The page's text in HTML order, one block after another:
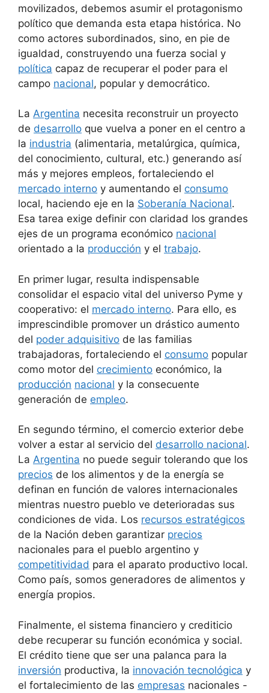
movilizados, debemos asumir el protagonismo
político que demanda esta etapa histórica. No
como actores subordinados, sino, en pie de
igualdad, construyendo una fuerza social y
política capaz de recuperar el poder para el
campo nacional, popular y democrático.
La Argentina necesita reconstruir un proyecto
de desarrollo que vuelva a poner en el centro a
la industria (alimentaria, metalúrgica, química,
del conocimiento, cultural, etc.) generando así
más y mejores empleos, fortaleciendo el
mercado interno y aumentando el consumo
local, haciendo eje en la Soberanía Nacional.
Esa tarea exige definir con claridad los grandes
ejes de un programa económico nacional
orientado a la producción y el trabajo.
En primer lugar, resulta indispensable
consolidar el espacio vital del universo Pyme y
cooperativo: el mercado interno. Para ello, es
imprescindible promover un drástico aumento
del poder adquisitivo de las familias
trabajadoras, fortaleciendo el consumo popular
como motor del crecimiento económico, la
producción nacional y la consecuente
generación de empleo.
En segundo término, el comercio exterior debe
volver a estar al servicio del desarrollo nacional.
La Argentina no puede seguir tolerando que los
precios de los alimentos y de la energía se
definan en función de valores internacionales
mientras nuestro pueblo ve deterioradas sus
condiciones de vida. Los recursos estratégicos
de la Nación deben garantizar precios
nacionales para el pueblo argentino y
competitividad para el aparato productivo local.
Como país, somos generadores de alimentos y
energía propios.
Finalmente, el sistema financiero y crediticio
debe recuperar su función económica y social.
El crédito tiene que ser una palanca para la
inversión productiva, la innovación tecnológica y
el fortalecimiento de las empresas nacionales -